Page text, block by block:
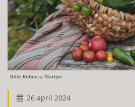
Bild: Rebecca Martyn
26 april 2024